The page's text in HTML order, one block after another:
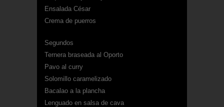
Ensalada César
Crema de puerros
Segundos
Ternera braseada al Oporto
Pavo al curry
Solomillo caramelizado
Bacalao a la plancha
Lenguado en salsa de cava